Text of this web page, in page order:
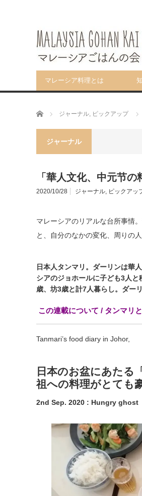
マレーシア料理とは
ホーム ジャーナル, ピックアップ
ジャーナル
「華人文化、中元节
2020/10/28 ジャーナル, ピックアッ
マレーシアのリアルな台所事情
と、自分のなかの変化、周りの
日本人タンマリ。ダーリンは華
シアのジョホールに子ども3人
歳、坊3歳と計7人暮らし。ダー
この連載について / タンマリ
Tanmari’s food diary in Johor,
日本のお盆にあたる
祖への料理がとても
2nd Sep. 2020 : Hungry ghost